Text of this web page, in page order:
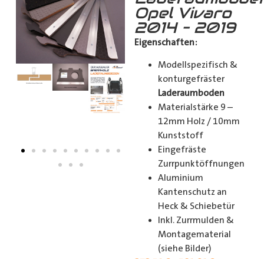
Opel Vivaro
2014 – 2019
Eigenschaften:
Modellspezifisch &
konturgefräster
Laderaumboden
Materialstärke 9 –
12mm Holz / 10mm
Kunststoff
Eingefräste
Zurrpunktöffnungen
Aluminium
Kantenschutz an
Heck & Schiebetür
Inkl. Zurrmulden &
Montagematerial
(siehe Bilder)